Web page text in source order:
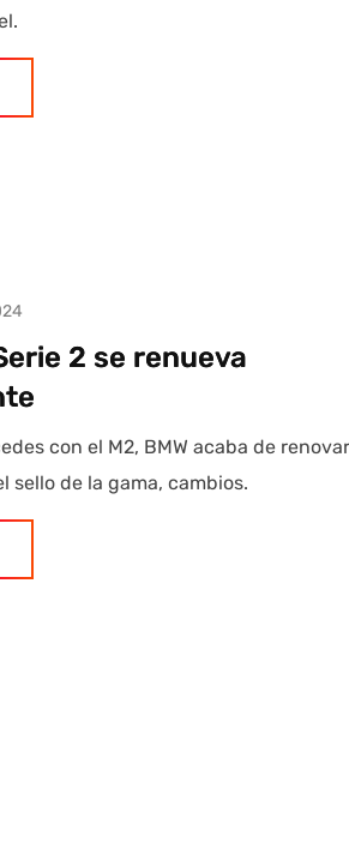
2 se renueva
con el M2, BMW acaba de
sello de la gama, cambios.